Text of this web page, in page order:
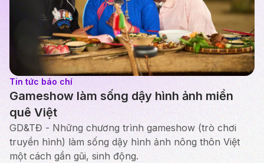
Tin tức báo chí
Gameshow làm sống dậy hình ảnh miền
quê Việt
GD&TĐ - Những chương trình gameshow (trò chơi
truyền hình) làm sống dậy hình ảnh nông thôn Việt
một cách gần gũi, sinh động.